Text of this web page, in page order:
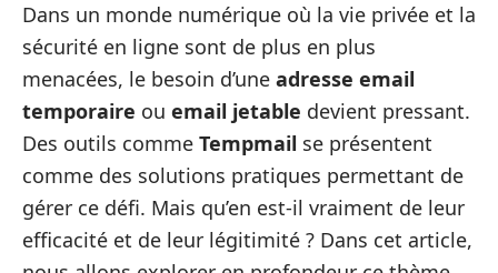
Dans un monde numérique où la vie privée et la
sécurité en ligne sont de plus en plus
menacées, le besoin d’une adresse email
temporaire ou email jetable devient pressant.
Des outils comme Tempmail se présentent
comme des solutions pratiques permettant de
gérer ce défi. Mais qu’en est-il vraiment de leur
efficacité et de leur légitimité ? Dans cet article,